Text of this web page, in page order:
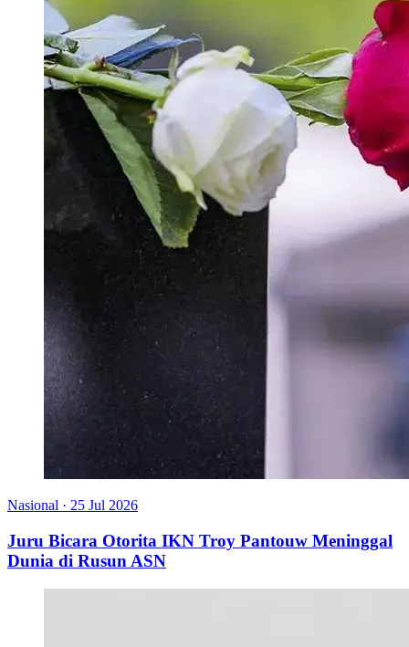
Nasional · 25 Jul 2026
Juru Bicara Otorita IKN Troy Pantouw Meninggal
Dunia di Rusun ASN